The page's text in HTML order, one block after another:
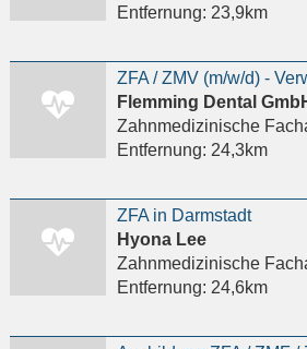
Entfernung: 23,9km
ZFA / ZMV (m/w/d) -
Flemming Dental
Zahnmedizinische
Entfernung: 24,3km
ZFA in Darmstadt
Hyona Lee
Zahnmedizinische
Entfernung: 24,6km